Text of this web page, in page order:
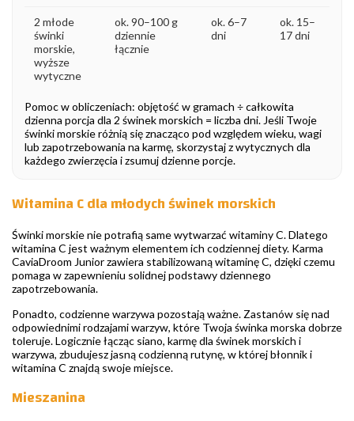
2 młode
świnki
morskie,
wyższe
wytyczne
ok. 90–100 g
dziennie
łącznie
ok. 6–7
dni
ok. 15–
17 dni
Pomoc w obliczeniach: objętość w gramach ÷ całkowita
dzienna porcja dla 2 świnek morskich = liczba dni. Jeśli Twoje
świnki morskie różnią się znacząco pod względem wieku, wagi
lub zapotrzebowania na karmę, skorzystaj z wytycznych dla
każdego zwierzęcia i zsumuj dzienne porcje.
Witamina C dla młodych świnek morskich
Świnki morskie nie potrafią same wytwarzać witaminy C. Dlatego
witamina C jest ważnym elementem ich codziennej diety. Karma
CaviaDroom Junior zawiera stabilizowaną witaminę C, dzięki czemu
pomaga w zapewnieniu solidnej podstawy dziennego
zapotrzebowania.
Ponadto, codzienne warzywa pozostają ważne. Zastanów się nad
odpowiednimi rodzajami warzyw, które Twoja świnka morska dobrze
toleruje. Logicznie łącząc siano, karmę dla świnek morskich i
warzywa, zbudujesz jasną codzienną rutynę, w której błonnik i
witamina C znajdą swoje miejsce.
Mieszanina